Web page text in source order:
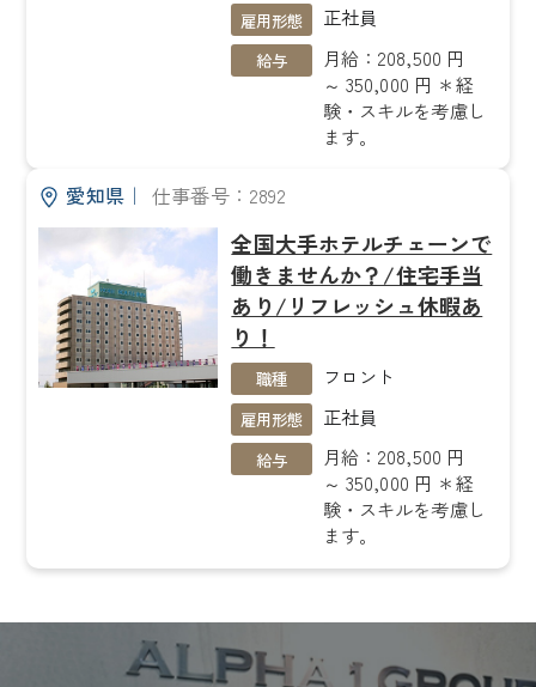
雇用形態 正社員
給与
月給：208,500 円
～ 350,000 円 ＊経
験・スキルを考慮し
ます。
愛知県｜ 仕事番号：2892
全国大手ホテルチェーンで
働きませんか？/住宅手当
あり/リフレッシュ休暇あ
り！
職種 フロント
雇用形態 正社員
給与
月給：208,500 円
～ 350,000 円 ＊経
験・スキルを考慮し
ます。